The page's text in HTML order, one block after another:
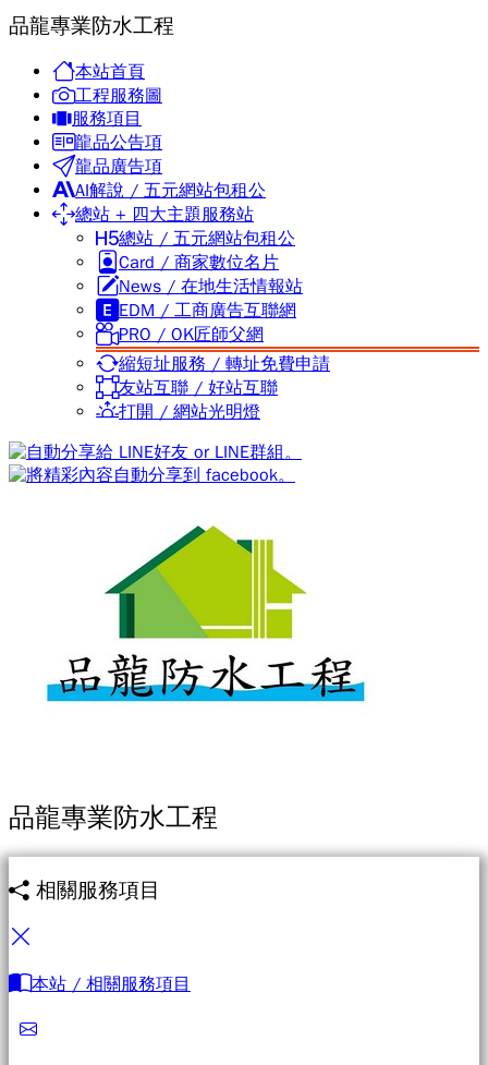
品龍專業防水工程
本站首頁
工程服務圖
服務項目
龍品公告項
龍品廣告項
AI解說 / 五元網站包租公
總站 + 四大主題服務站
總站 / 五元網站包租公
Card / 商家數位名片
News / 在地生活情報站
EDM / 工商廣告互聯網
PRO / OK匠師父網
縮短址服務 / 轉址免費申請
友站互聯 / 好站互聯
打開 / 網站光明燈
品龍專業防水工程
相關服務項目
本站 / 相關服務項目